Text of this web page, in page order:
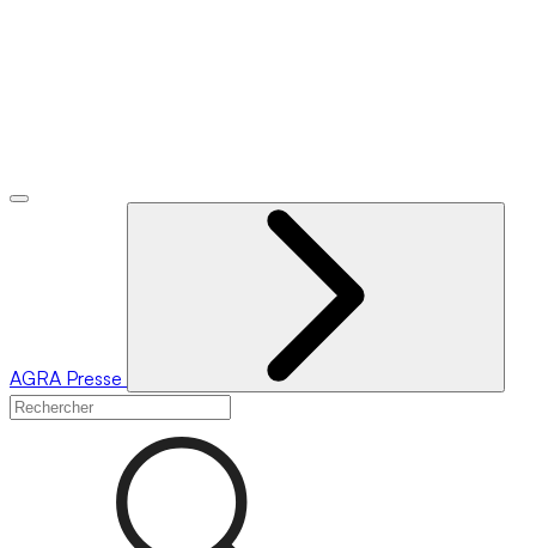
AGRA Presse